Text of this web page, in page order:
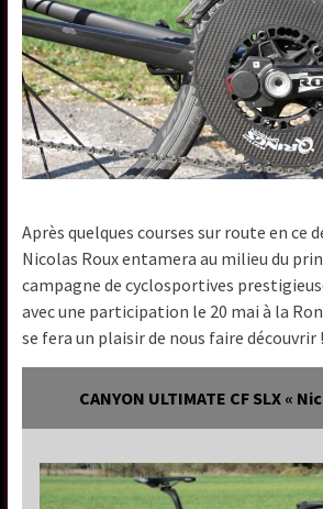
Après quelques courses sur route en ce
Nicolas Roux entamera au milieu du
campagne de cyclosportives
avec une participation le 20 mai à la
se fera un plaisir de nous faire découvrir !
CANYON ULTIMATE CF SLX «